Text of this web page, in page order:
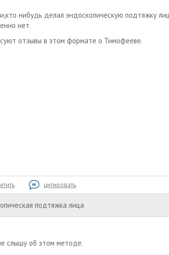
нибудь делал эндоскопическую подтяжку
нет.
отзывы в этом формате о Тимофееве.
цитировать
подтяжка лица
слышу об этом методе.